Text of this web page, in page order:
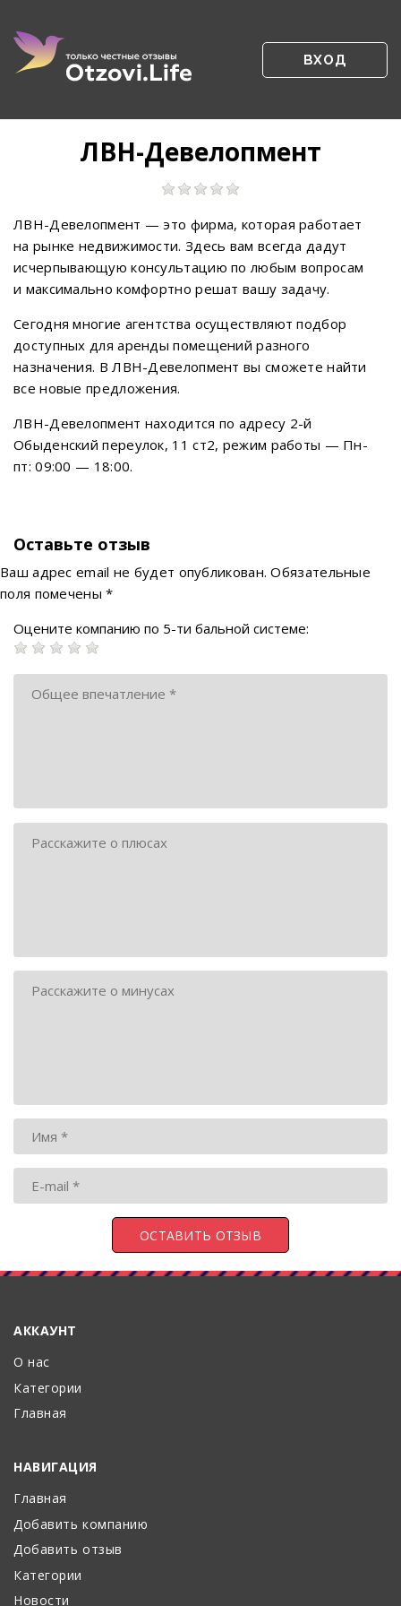
ВХОД
ЛВН-Девелопмент
ЛВН-Девелопмент — это фирма, которая работает
на рынке недвижимости. Здесь вам всегда дадут
исчерпывающую консультацию по любым вопросам
и максимально комфортно решат вашу задачу.
Сегодня многие агентства осуществляют подбор
доступных для аренды помещений разного
назначения. В ЛВН-Девелопмент вы сможете найти
все новые предложения.
ЛВН-Девелопмент находится по адресу 2-й
Обыденский переулок, 11 ст2, режим работы — Пн-
пт: 09:00 — 18:00.
Оставьте отзыв
Ваш адрес email не будет опубликован. Обязательные
поля помечены*
Оцените компанию по 5-ти бальной системе:
АККАУНТ
О нас
Категории
Главная
НАВИГАЦИЯ
Главная
Добавить компанию
Добавить отзыв
Категории
Новости